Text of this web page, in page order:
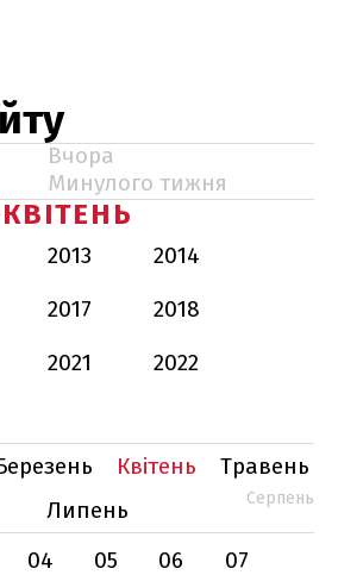
Вчора
Минулого тижня
КВІТЕНЬ
2013
2014
2017
2018
2021
2022
Квітень
Травень
Липень Серпень
04 05 06
07